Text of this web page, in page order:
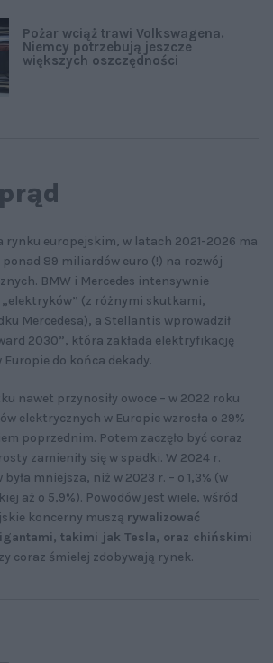
Pożar wciąż trawi Volkswagena.
Niemcy potrzebują jeszcze
większych oszczędności
rynku europejskim, w latach 2021-2026 ma
ponad 89 miliardów euro (!) na rozwój
BMW i Mercedes intensywnie
(z różnymi skutkami,
Mercedesa), a Stellantis wprowadził
2030”, która zakłada elektryfikację
do końca dekady.
nawet przynosiły owoce – w 2022 roku
elektrycznych w Europie wzrosła o 29%
poprzednim. Potem zaczęło być coraz
zamieniły się w spadki. W 2024 r.
mniejsza, niż w 2023 r. – o 1,3% (w
aż o 5,9%). Powodów jest wiele, wśród
koncerny muszą rywalizować
takimi jak Tesla, oraz chińskimi
coraz śmielej zdobywają rynek.